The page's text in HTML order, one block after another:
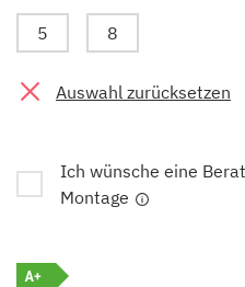
5 8
Auswahl zurücksetzen
Ich wünsche eine
Montage
A+